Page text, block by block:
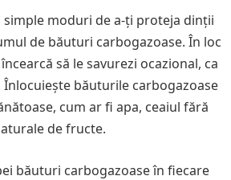
simple moduri de a-ți proteja dinții
de băuturi carbogazoase. În loc
să le savurezi ocazional, ca
Înlocuiește băuturile carbogazoase
cum ar fi apa, ceaiul fără
de fructe.
băuturi carbogazoase în fiecare